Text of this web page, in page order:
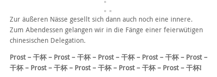
Zur äußeren Nässe gesellt sich dann auch noch eine innere.
Zum Abendessen gelangen wir in die Fänge einer feierwütigen
chinesischen Delegation.
Prost – 干杯 – Prost – 干杯 – Prost – 干杯 – Prost – 干杯 – Prost –
干杯 – Prost – 干杯 – Prost – 干杯 – Prost – 干杯 – Prost – 干杯!